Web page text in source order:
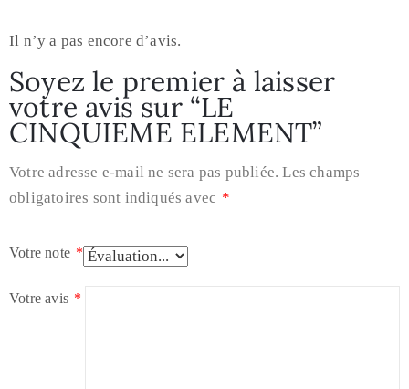
Il n’y a pas encore d’avis.
Soyez le premier à laisser
votre avis sur “LE
CINQUIEME ELEMENT”
Votre adresse e-mail ne sera pas publiée. Les champs
obligatoires sont indiqués avec *
Votre note *
Votre avis *